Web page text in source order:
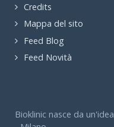
Credits
Mappa del sito
Feed Blog
Feed Novità
Bioklinic nasce da